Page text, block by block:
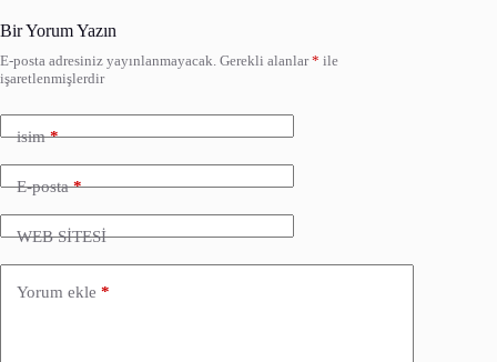
Bir Yorum Yazın
E-posta adresiniz yayınlanmayacak. Gerekli alanlar* ile
işaretlenmişlerdir
isim*
E-posta*
WEB SİTESİ
Yorum ekle *